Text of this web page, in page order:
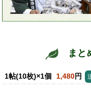
まと
1帖(10枚)×1個 1,480円